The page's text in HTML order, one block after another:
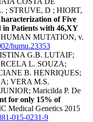
; STRUVE, D ; HIORT,
of Five
in Patients with 46,XY
HUMAN MUTATION, v.
humu.23353
G.B. LUTAIF;
L. SOUZA;
B. HENRIQUES;
VERA M.S.
Maricilda P. De
for only 15% of
Medical Genetics 2015
015-0231-9